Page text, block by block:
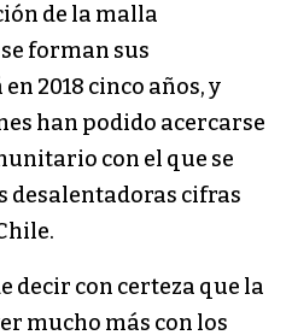
de la malla
forman sus
2018 cinco años, y
han podido acercarse
con el que se
desalentadoras cifras
decir con certeza que la
mucho más con los